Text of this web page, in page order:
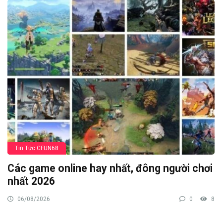
Tin Tức CFUN68
Các game online hay nhất, đông người chơi
nhất 2026
06/08/2026 0 8